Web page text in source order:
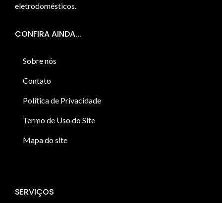
eletrodomésticos.
CONFIRA AINDA...
Sobre nós
Contato
Política de Privacidade
Termo de Uso do Site
Mapa do site
SERVIÇOS